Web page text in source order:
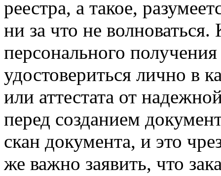
реестра, а такое,
ни за что не
персонального
удостовериться лично в
или аттестата от
перед созданием
скан документа, и это
же важно заявить, что